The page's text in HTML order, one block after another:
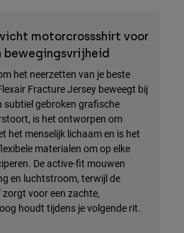
motorcrossshirt voor
het neerzetten van je beste
Fracture Jersey beweegt bij
subtiel gebroken grafische
is het ontworpen om
het menselijk lichaam en is het
materialen om op elke
De active-fit mouwen
en luchtstroom, terwijl de
voor een zachte,
houdt tijdens je volgende rit.